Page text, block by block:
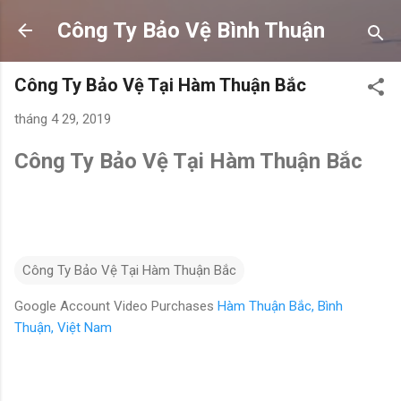
Chuyển đến nội dung chính
Công Ty Bảo Vệ Bình Thuận
Công Ty Bảo Vệ Tại Hàm Thuận Bắc
tháng 4 29, 2019
Công Ty Bảo Vệ Tại Hàm Thuận Bắc
Công Ty Bảo Vệ Tại Hàm Thuận Bắc
Google Account Video Purchases Hàm Thuận Bắc, Bình
Thuận, Việt Nam